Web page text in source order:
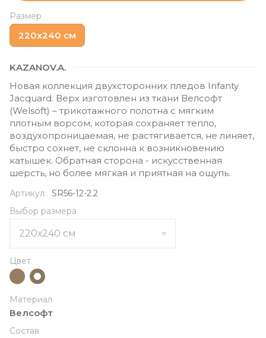
Размер
220х240 см
KAZANOV.A.
Новая коллекция двухсторонних пледов Infanty
Jacquard. Верх изготовлен из ткани Велсофт
(Welsoft) – трикотажного полотна с мягким
плотным ворсом, которая сохраняет тепло,
воздухопроницаемая, не растягивается, не линяет,
быстро сохнет, не склонна к возникновению
катышек. Обратная сторона - искусcтвенная
шерсть, но более мягкая и приятная на ощупь.
Артикул: SR56-12-2.2
Выбор размера
Цвет
Материал
Велсофт
Состав